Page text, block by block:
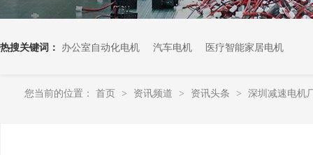
热搜关键词： 办公室自动化电机 汽车电机 医疗智能家居电机
您当前的位置： 首页 > 资讯频道 > 资讯头条 > 深圳减速电机